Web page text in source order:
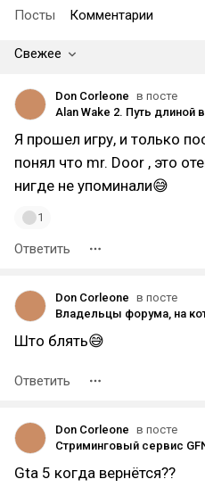
Посты Комментарии
Свежее
Don Corleone в посте
Я прошел игру, и только
понял что mr. Door , это
нигде не упоминали😅
1
Ответить
Don Corleone в посте
Што блять😅
Ответить
Don Corleone в посте
Gta 5 когда вернётся??